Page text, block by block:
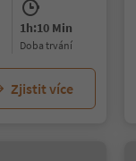
1h:10 Min
doba trvání
Zjistit více